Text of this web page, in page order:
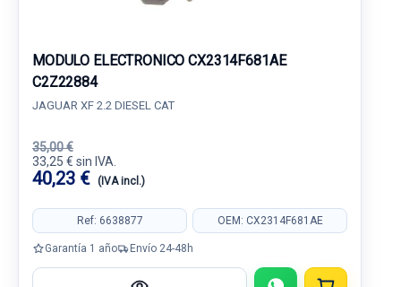
MODULO ELECTRONICO CX2314F681AE
C2Z22884
JAGUAR XF 2.2 DIESEL CAT
35,00 €
33,25 € sin IVA.
40,23 € (IVA incl.)
Ref: 6638877 OEM: CX2314F681AE
Garantía 1 año Envío 24-48h